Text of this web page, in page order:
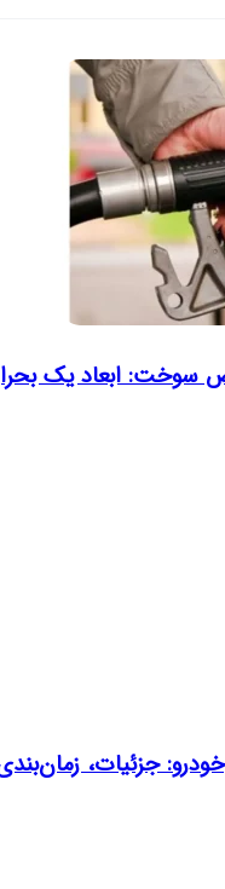
ابعاد یک
جزئیات،